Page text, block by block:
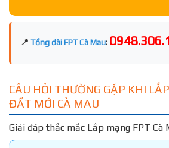
📍 Tổng đài FPT Cà Mau:
CÂU HỎI THƯỜNG GẶP KHI
ĐẤT MỚI CÀ MAU
Giải đáp thắc mắc Lắp mạng FPT Cà